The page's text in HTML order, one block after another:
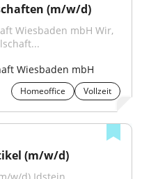
(m/w/d)
Wiesbaden mbH Wir,
Wiesbaden mbH
Homeoffice Vollzeit
(m/w/d)